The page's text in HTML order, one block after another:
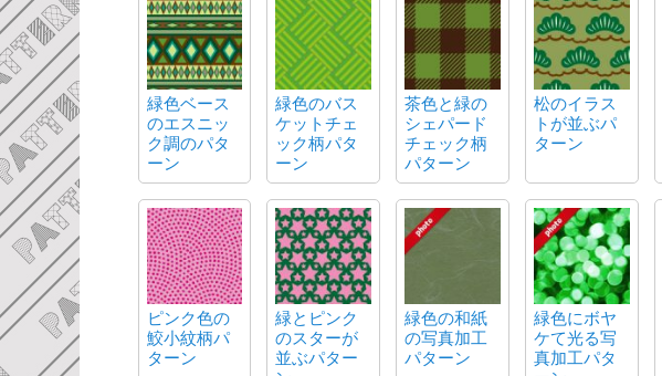
緑色ベース
のエスニッ
ク調のパタ
ーン
緑色のバス
ケットチェ
ック柄パタ
ーン
茶色と緑の
シェパード
チェック柄
パターン
松のイラス
トが並ぶパ
ターン
ピンク色の
鮫小紋柄パ
ターン
緑とピンク
のスターが
並ぶパター
緑色の和紙
の写真加工
パターン
緑色にボヤ
ケて光る写
真加工パタ